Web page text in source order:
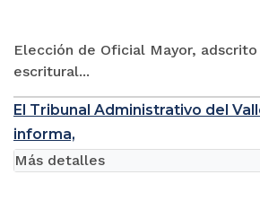
Elección de Oficial Mayor,
escritural...
El Tribunal Administrativo del
informa,
Más detalles